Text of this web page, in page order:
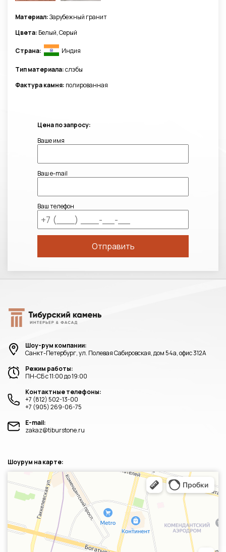
Материал:Зарубежный гранит
Цвета: Белый, Серый
Страна: Индия
Тип материала:слэбы
Фактура камня: полированная
Цена по запросу:
Ваше имя
Ваш e-mail
Ваш телефон
Шоу-рум компании:
Санкт-Петербург, ул. Полевая Сабировская, дом 54а, офис 312А
Режим работы:
ПН-СБ с 11:00 до 19:00
Контактные телефоны:
+7 (812) 502-13-00
+7 (905) 269-06-75
E-mail:
zakaz@tiburstone.ru
Шоурум на карте:
Санкт‑Петербург
Яндекс.Карты — транспорт, навигация, поиск мест